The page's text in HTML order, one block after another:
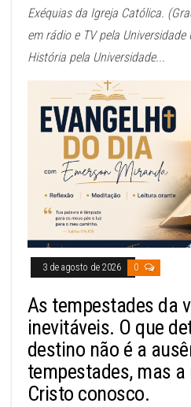
Exéquias da Igreja Católica.
em rádio e TV pela
História pela Universidade...
3 de agosto de 2026 0
As tempestades da
inevitáveis. O que
destino não é a
tempestades, mas a
Cristo conosco.